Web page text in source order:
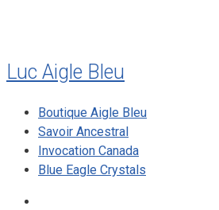
Luc Aigle Bleu
Boutique Aigle Bleu
Savoir Ancestral
Invocation Canada
Blue Eagle Crystals